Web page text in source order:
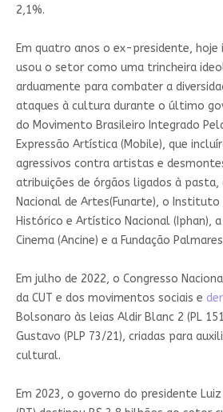
2,1%.
Em quatro anos o ex-presidente, hoje
usou o setor como uma trincheira
arduamente para combater a
ataques à cultura durante o último
do Movimento Brasileiro Integrado
Expressão Artística (Mobile), que
agressivos contra artistas e
atribuições de órgãos ligados à pasta,
Nacional de Artes(Funarte), o
Histórico e Artístico Nacional (Iphan),
Cinema (Ancine) e a Fundação Palmares
Em julho de 2022, o Congresso
da CUT e dos movimentos sociais e
Bolsonaro às leias Aldir Blanc 2 (PL
Gustavo (PLP 73/21), criadas para
cultural.
Em 2023, o governo do presidente